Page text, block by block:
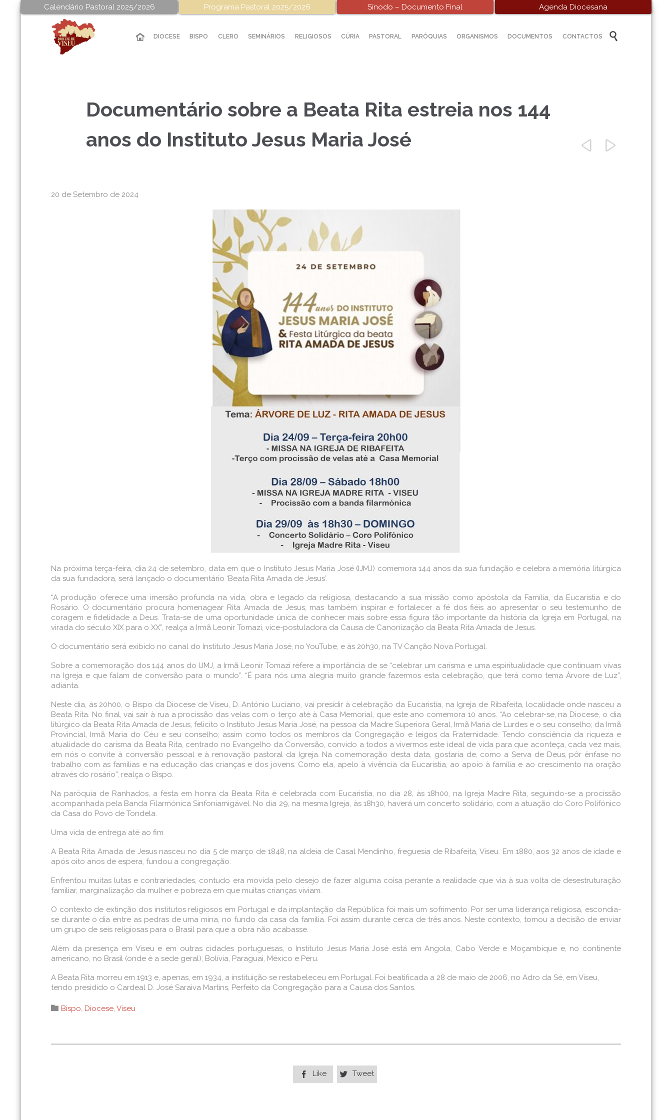
Calendário Pastoral 2025/2026 Programa Pastoral 2025/2026 Sínodo – Documento Final Agenda Diocesana
Skip
to
DIOCESE BISPO CLERO SEMINÁRIOS RELIGIOSOS CÚRIA PASTORAL PARÓQUIAS ORGANISMOS DOCUMENTOS CONTACTOS 
Documentário sobre a Beata Rita estreia nos 144
anos do Instituto Jesus Maria José
 
20 de Setembro de 2024
Na próxima terça-feira, dia 24 de setembro, data em que o Instituto Jesus Maria José (IJMJ) comemora 144 anos da sua fundação e celebra a memória litúrgica
da sua fundadora, será lançado o documentário ‘Beata Rita Amada de Jesus’.
“A produção oferece uma imersão profunda na vida, obra e legado da religiosa, destacando a sua missão como apóstola da Família, da Eucaristia e do
Rosário. O documentário procura homenagear Rita Amada de Jesus, mas também inspirar e fortalecer a fé dos fiéis ao apresentar o seu testemunho de
coragem e fidelidade a Deus. Trata-se de uma oportunidade única de conhecer mais sobre essa figura tão importante da história da Igreja em Portugal, na
virada do século XIX para o XX”, realça a Irmã Leonir Tomazi, vice-postuladora da Causa de Canonização da Beata Rita Amada de Jesus.
O documentário será exibido no canal do Instituto Jesus Maria José, no YouTube, e às 20h30, na TV Canção Nova Portugal.
Sobre a comemoração dos 144 anos do IJMJ, a Irmã Leonir Tomazi refere a importância de se “celebrar um carisma e uma espiritualidade que continuam vivas
na Igreja e que falam de conversão para o mundo”. “É para nós uma alegria muito grande fazermos esta celebração, que terá como tema Árvore de Luz”,
adianta.
Neste dia, às 20h00, o Bispo da Diocese de Viseu, D. António Luciano, vai presidir à celebração da Eucaristia, na Igreja de Ribafeita, localidade onde nasceu a
Beata Rita. No final, vai sair à rua a procissão das velas com o terço até à Casa Memorial, que este ano comemora 10 anos. “Ao celebrar-se, na Diocese, o dia
litúrgico da Beata Rita Amada de Jesus, felicito o Instituto Jesus Maria José, na pessoa da Madre Superiora Geral, Irmã Maria de Lurdes e o seu conselho; da Irmã
Provincial, Irmã Maria do Céu e seu conselho; assim como todos os membros da Congregação e leigos da Fraternidade. Tendo consciência da riqueza e
atualidade do carisma da Beata Rita, centrado no Evangelho da Conversão, convido a todos a vivermos este ideal de vida para que aconteça, cada vez mais,
em nós o convite à conversão pessoal e à renovação pastoral da Igreja. Na comemoração desta data, gostaria de, como a Serva de Deus, pôr ênfase no
trabalho com as famílias e na educação das crianças e dos jovens. Como ela, apelo à vivência da Eucaristia, ao apoio à família e ao crescimento na oração
através do rosário”, realça o Bispo.
Na paróquia de Ranhados, a festa em honra da Beata Rita é celebrada com Eucaristia, no dia 28, às 18h00, na Igreja Madre Rita, seguindo-se a procissão
acompanhada pela Banda Filarmónica Sinfoniamigável. No dia 29, na mesma Igreja, às 18h30, haverá um concerto solidário, com a atuação do Coro Polifónico
da Casa do Povo de Tondela.
Uma vida de entrega até ao fim
A Beata Rita Amada de Jesus nasceu no dia 5 de março de 1848, na aldeia de Casal Mendinho, freguesia de Ribafeita, Viseu. Em 1880, aos 32 anos de idade e
após oito anos de espera, fundou a congregação.
Enfrentou muitas lutas e contrariedades, contudo era movida pelo desejo de fazer alguma coisa perante a realidade que via à sua volta de desestruturação
familiar, marginalização da mulher e pobreza em que muitas crianças viviam.
O contexto de extinção dos institutos religiosos em Portugal e da implantação da República foi mais um sofrimento. Por ser uma liderança religiosa, escondia-
se durante o dia entre as pedras de uma mina, no fundo da casa da família. Foi assim durante cerca de três anos. Neste contexto, tomou a decisão de enviar
um grupo de seis religiosas para o Brasil para que a obra não acabasse.
Além da presença em Viseu e em outras cidades portuguesas, o Instituto Jesus Maria José está em Angola, Cabo Verde e Moçambique e, no continente
americano, no Brasil (onde é a sede geral), Bolívia, Paraguai, México e Peru.
A Beata Rita morreu em 1913 e, apenas, em 1934, a instituição se restabeleceu em Portugal. Foi beatificada a 28 de maio de 2006, no Adro da Sé, em Viseu,
tendo presidido o Cardeal D. José Saraiva Martins, Perfeito da Congregação para a Causa dos Santos.
 Category
Bispo, Diocese, Viseu
 Like  Tweet